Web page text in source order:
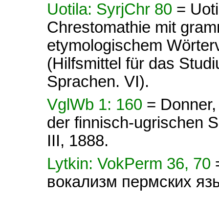
Uotila: SyrjChr 80 =
Chrestomathie mit
etymologischem
(Hilfsmittel für das
Sprachen. VI).
VglWb 1: 160 =
der finnisch-ugrischen
III, 1888.
Lytkin: VokPerm 36, 70
вокализм пермских